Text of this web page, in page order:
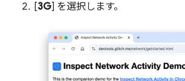
[3G] を選択します。